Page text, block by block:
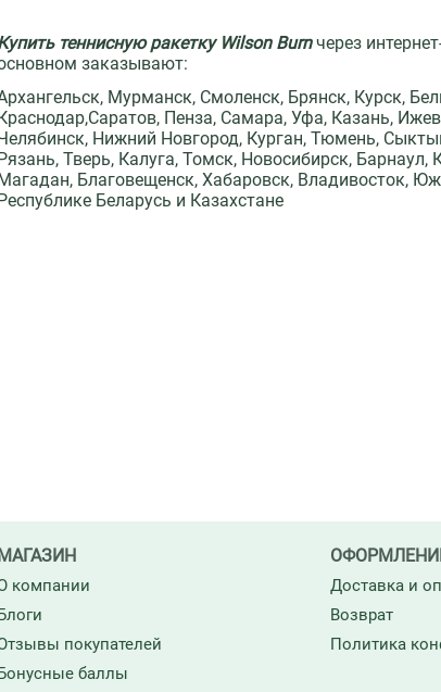
теннисную ракетку Wilson Burnчерез
заказывают:
Мурманск, Смоленск, Брянск, Курск,
Краснодар,Саратов, Пенза, Самара, Уфа, Казань,
Нижний Новгород, Курган, Тюмень,
Рязань, Тверь, Калуга, Томск, Новосибирск,
Магадан, Благовещенск, Хабаровск, Владивосток,
Республике Беларусь и Казахстане
компании
покупателей
баллы
Доставка и
Возврат
Политика